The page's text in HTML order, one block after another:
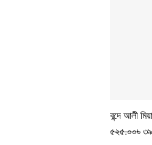
বন্দে আলী
Regular
৫২৫.০০৳